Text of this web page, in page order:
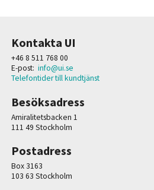
Kontakta UI
+46 8 511 768 00
E-post: info@ui.se
Telefontider till kundtjänst
Besöksadress
Amiralitetsbacken 1
111 49 Stockholm
Postadress
Box 3163
103 63 Stockholm